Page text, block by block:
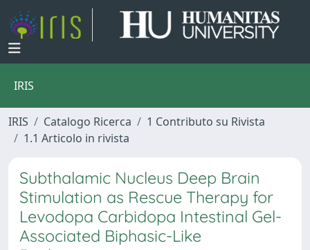
IRIS
IRIS Catalogo Ricerca
1 Contributo su Rivista
1.1 Articolo in rivista
Subthalamic Nucleus Deep Brain
Stimulation as Rescue Therapy for
Levodopa Carbidopa Intestinal Gel-
Associated Biphasic-Like